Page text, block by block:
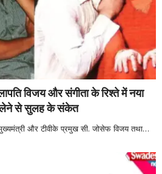
विजय और संगीता के रिश्ते में नया
लेने से सुलह के संकेत
और टीवीके प्रमुख सी. जोसेफ विजय तथा…